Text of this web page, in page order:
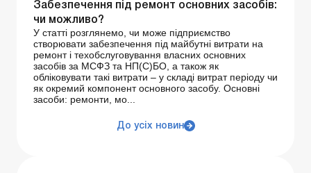
Забезпечення під ремонт основних засобів:
чи можливо?
У статті розглянемо, чи може підприємство
створювати забезпечення під майбутні витрати на
ремонт і техобслуговування власних основних
засобів за МСФЗ та НП(С)БО, а також як
обліковувати такі витрати – у складі витрат періоду чи
як окремий компонент основного засобу. Основні
засоби: ремонти, мо...
До усіх новин